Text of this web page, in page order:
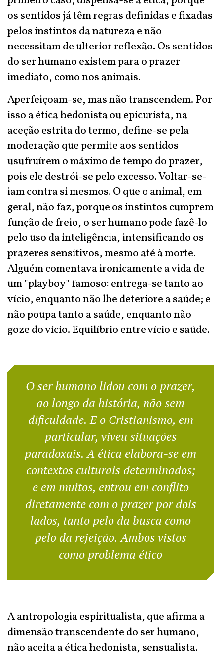
os sentidos já têm regras definidas e fixadas
pelos instintos da natureza e não
necessitam de ulterior reflexão. Os sentidos
do ser humano existem para o prazer
imediato, como nos animais.
Aperfeiçoam-se, mas não transcendem. Por
isso a ética hedonista ou epicurista, na
aceção estrita do termo, define-se pela
moderação que permite aos sentidos
usufruírem o máximo de tempo do prazer,
pois ele destrói-se pelo excesso. Voltar-se-
iam contra si mesmos. O que o animal, em
geral, não faz, porque os instintos cumprem
função de freio, o ser humano pode fazê-lo
pelo uso da inteligência, intensificando os
prazeres sensitivos, mesmo até à morte.
Alguém comentava ironicamente a vida de
um "playboy" famoso: entrega-se tanto ao
vício, enquanto não lhe deteriore a saúde; e
não poupa tanto a saúde, enquanto não
goze do vício. Equilíbrio entre vício e saúde.
O ser humano lidou com o prazer,
ao longo da história, não sem
dificuldade. E o Cristianismo, em
particular, viveu situações
paradoxais. A ética elabora-se em
contextos culturais determinados;
e em muitos, entrou em conflito
diretamente com o prazer por dois
lados, tanto pelo da busca como
pelo da rejeição. Ambos vistos
como problema ético
A antropologia espiritualista, que afirma a
dimensão transcendente do ser humano,
não aceita a ética hedonista, sensualista.